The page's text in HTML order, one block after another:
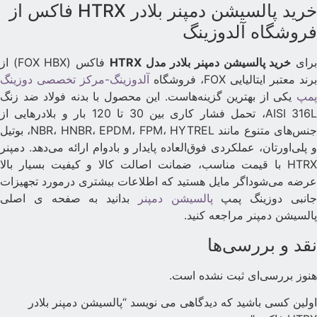
خرید پالسیشن دمپنر بلادر HTRX فاکس از
فروشگاه آلدوزینگ
خرید پالسیشن دمپنر بلادر مدل HTRX
فاکس (FOX HBX) از
برند معتبر ایتالیایی FOX، فروشگاه
آلدوزینگ-مرکز تخصصی دوزینگ
پمپ یکی از بهترین گزینه‌هاست. این محصول با بدنه فولاد ضد زنگ
AISI 316L، تحمل فشار کاری بین 30 تا 120 بار و بلادرهایی از
جنس‌های متنوع مانند NBR، HNBR، EPDM، FPM، HYTREL، بوتیل
و پلی‌اورتان، عملکردی فوق‌العاده پایدار و بادوام ارائه می‌دهد. دمپنر
HTRX با قیمت مناسب، ضمانت اصالت کالا و کیفیت بسیار بالا
عرضه می‌شوداگر مایل هستید که اطلاعات بیشتری درمورد تجهیزات
دوزینگ پمپ پالسیشن دمپنر
بدانید به صفحه ی اصلی
پالسیشن دمپنر مراجعه کنید.
نقد و بررسی‌ها
هنوز بررسی‌ای ثبت نشده است.
اولین کسی باشید که دیدگاهی می نویسد “پالسیشن دمپنر بلادر